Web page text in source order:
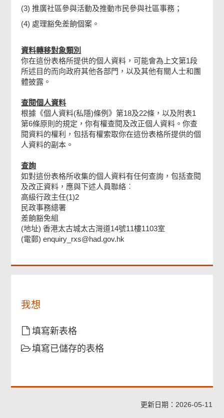
(3) 推廣社區參與活動及推動市民參與社區事務；
(4) 處理豁免差餉個案。
資料轉移對象類別
你在這份表格所提供的個人資料，可能會為上文第1段
所述目的而向政府其他各部門，以及其他有關人士和團
體披露。
查閱個人資料
根據《個人資料(私隱)條例》第18及22條，以及附表1
第6條原則的規定，你有權查閱及改正個人資料。你查
閱資料的權利，包括有權索取你在這份表格所提供的個
人資料的副本。
查詢
如對這份表格所收集的個人資料有任何查詢，包括查閱
及改正資料，應與下述人員聯絡︰
高級行政主任(1)2
民政事務總署
差餉豁免組
(地址) 香港太古城太古灣道14號11樓1103室
(電郵) enquiry_rxs@had.gov.hk
我想
填寫新表格
填寫已儲存的表格
更新日期：2026-05-11